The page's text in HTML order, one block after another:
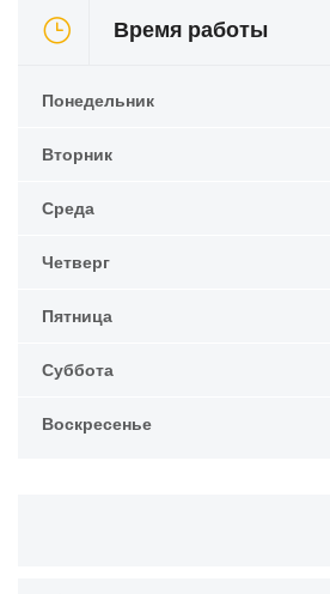
Время работы
Понедельник
Вторник
Среда
Четверг
Пятница
Суббота
Воскресенье